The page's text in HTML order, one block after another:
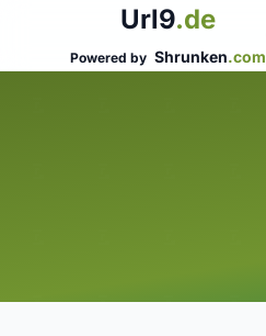
Url9.de
Powered by Shrunken.com